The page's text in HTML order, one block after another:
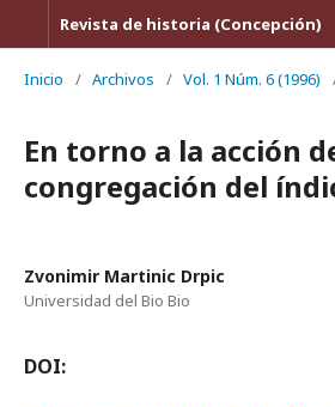
Revista de historia (Concepción)
Inicio / Archivos / Vol. 1 Núm. 6 (1996)
En torno a la acción
congregación del
Zvonimir Martinic Drpic
Universidad del Bio Bio
DOI: